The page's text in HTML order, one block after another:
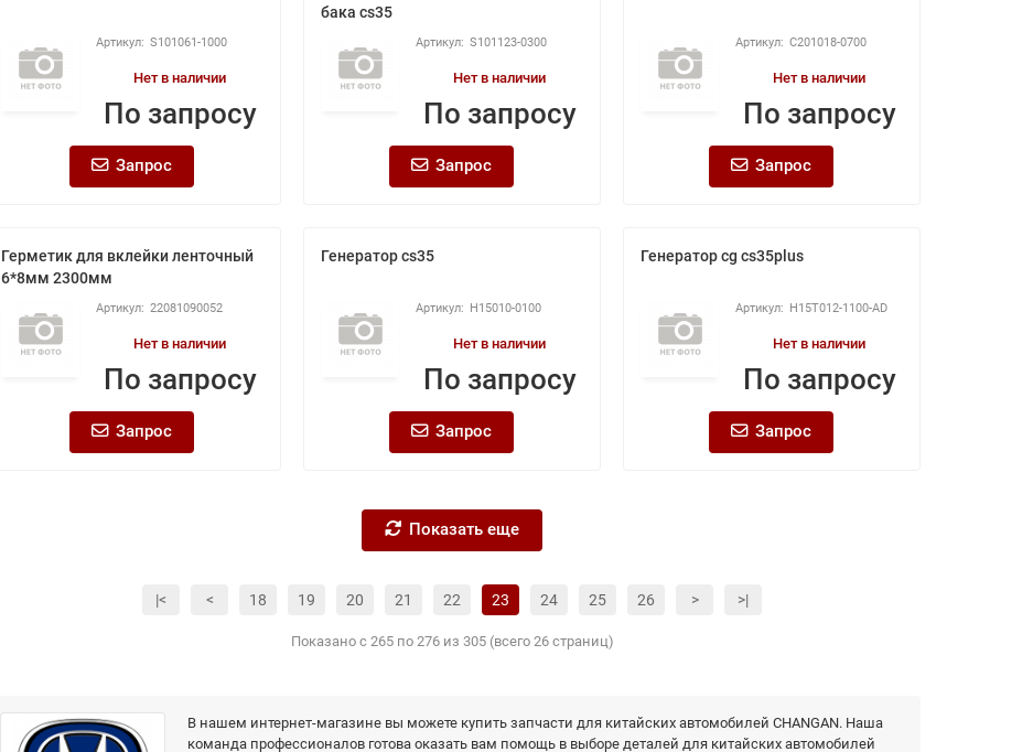
S101061-1000
Нет в наличии
По запросу
Запрос
бака cs35
S101123-0300
Нет в наличии
По запросу
Запрос
C201018-0700
Нет в наличии
По запросу
Запрос
Герметик для вклейки ленточный
6*8мм 2300мм
22081090052
Нет в наличии
По запросу
Запрос
Генератор cs35
H15010-0100
Нет в наличии
По запросу
Запрос
Генератор cg cs35plus
H15T012-1100-AD
Нет в наличии
По запросу
Запрос
Показать еще
|< < 18 19 20 21 22 23 24 25 26 > >|
Показано с 265 по 276 из 305 (всего 26 страниц)
В нашем интернет-магазине вы можете купить запчасти для китайских автомобилей CHANGAN. Наша
команда профессионалов готова оказать вам помощь в выборе деталей для китайских автомобилей